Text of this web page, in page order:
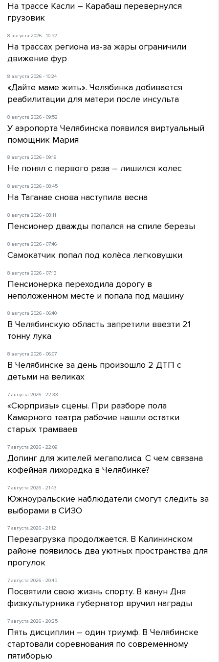
На трассе Касли – Карабаш перевернулся
грузовик
8 августа 2026 - 10:52
На трассах региона из-за жары ограничили
движение фур
8 августа 2026 - 10:24
«Дайте маме жить». Челябинка добивается
реабилитации для матери после инсульта
8 августа 2026 - 09:52
У аэропорта Челябинска появился виртуальный
помощник Мария
8 августа 2026 - 09:19
Не понял с первого раза – лишился колес
8 августа 2026 - 08:45
На Таганае снова наступила весна
8 августа 2026 - 08:11
Пенсионер дважды попался на спиле березы
8 августа 2026 - 07:46
Самокатчик попал под колёса легковушки
8 августа 2026 - 07:13
Пенсионерка переходила дорогу в
неположенном месте и попала под машину
8 августа 2026 - 06:40
В Челябинскую область запретили ввезти 21
тонну лука
8 августа 2026 - 06:07
В Челябинске за день произошло 2 ДТП с
детьми на великах
7 августа 2026 - 22:33
«Сюрпризы» сцены. При разборе пола
Камерного театра рабочие нашли остатки
старых трамваев
7 августа 2026 - 22:09
Допинг для жителей мегаполиса. С чем связана
кофейная лихорадка в Челябинке?
7 августа 2026 - 21:43
Южноуральские наблюдатели смогут следить за
выборами в СИЗО
7 августа 2026 - 21:12
Перезагрузка продолжается. В Калининском
районе появилось два уютных пространства для
прогулок
7 августа 2026 - 20:45
Посвятили свою жизнь спорту. В канун Дня
физкультурника губернатор вручил награды
7 августа 2026 - 20:25
Пять дисциплин – один триумф. В Челябинске
стартовали соревнования по современному
пятиборью